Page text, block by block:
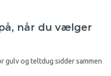
når du vælger
gulv og teltdug sidder sammen